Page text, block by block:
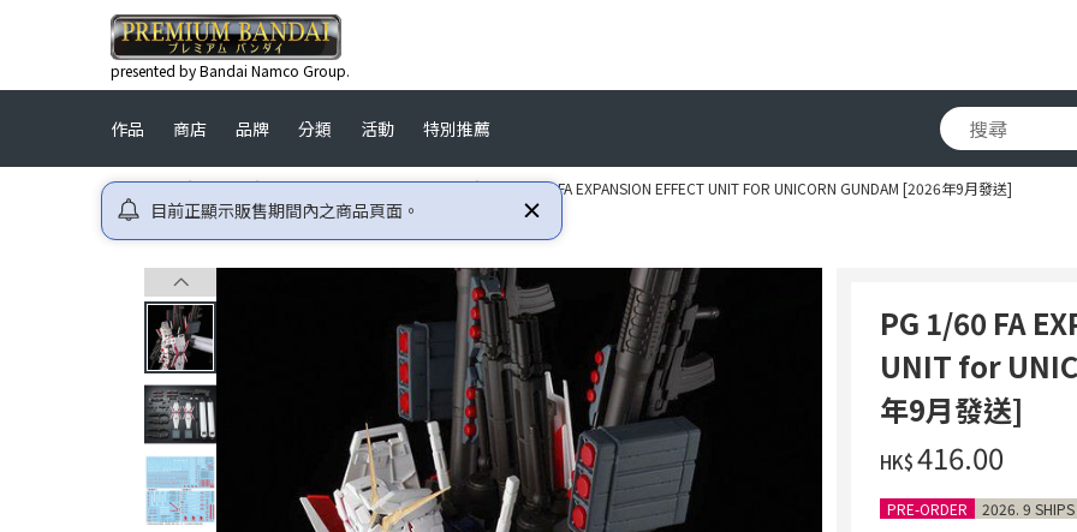
presented by Bandai Namco Group.
作品 商店 品牌 分類 活動 特別推薦
目前正顯示販售期間內之商品頁面。
首頁 高達 機動戰士高達UC (UNICORN) PG 1/60 FA EXPANSION EFFECT UNIT FOR UNICORN GUNDAM [2026年9月發送]
PG 1/60 FA
UNIT for
年9月發送]
HK$‌416.00
PRE-ORDER 2026. 9 SHIPS